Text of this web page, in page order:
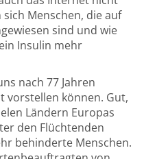
Menschen, die auf
sind und wie
Insulin mehr
nach 77 Jahren
vorstellen können. Gut,
Ländern Europas
den Flüchtenden
behinderte Menschen.